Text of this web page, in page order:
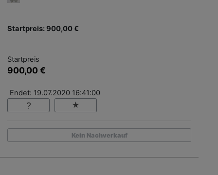
Startpreis: 900,00 €
Startpreis
900,00 €
Endet: 19.07.2020 16:41:00
Kein Nachverkauf